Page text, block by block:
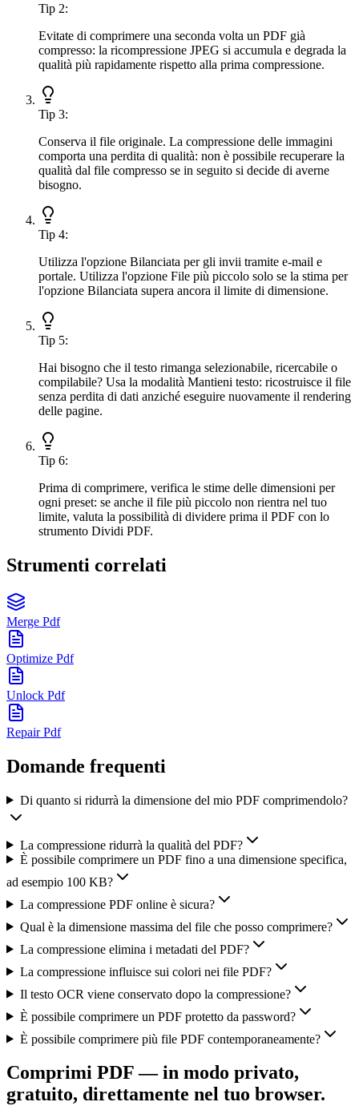
Tip 2:
Evitate di comprimere una seconda volta un PDF già
compresso: la ricompressione JPEG si accumula e degrada la
qualità più rapidamente rispetto alla prima compressione.
Tip 3:
Conserva il file originale. La compressione delle immagini
comporta una perdita di qualità: non è possibile recuperare la
qualità dal file compresso se in seguito si decide di averne
bisogno.
Tip 4:
Utilizza l'opzione Bilanciata per gli invii tramite e-mail e
portale. Utilizza l'opzione File più piccolo solo se la stima per
l'opzione Bilanciata supera ancora il limite di dimensione.
Tip 5:
Hai bisogno che il testo rimanga selezionabile, ricercabile o
compilabile? Usa la modalità Mantieni testo: ricostruisce il file
senza perdita di dati anziché eseguire nuovamente il rendering
delle pagine.
Tip 6:
Prima di comprimere, verifica le stime delle dimensioni per
ogni preset: se anche il file più piccolo non rientra nel tuo
limite, valuta la possibilità di dividere prima il PDF con lo
strumento Dividi PDF.
Strumenti correlati
Merge Pdf
Optimize Pdf
Unlock Pdf
Repair Pdf
Domande frequenti
Di quanto si ridurrà la dimensione del mio PDF comprimendolo?
La compressione ridurrà la qualità del PDF?
È possibile comprimere un PDF fino a una dimensione specifica,
ad esempio 100 KB?
La compressione PDF online è sicura?
Qual è la dimensione massima del file che posso comprimere?
La compressione elimina i metadati del PDF?
La compressione influisce sui colori nei file PDF?
Il testo OCR viene conservato dopo la compressione?
È possibile comprimere un PDF protetto da password?
È possibile comprimere più file PDF contemporaneamente?
Comprimi PDF — in modo privato,
gratuito, direttamente nel tuo browser.